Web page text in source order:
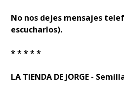
No nos dejes mensajes
escucharlos).
* * * * *
LA TIENDA DE JORGE -